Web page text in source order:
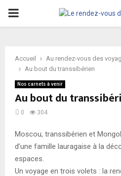
PRIMARY
Accueil Au rendez-vous des
Au bout du transsibérien
Nos carnets à venir
Au bout du
0 304
Moscou, transsibérien et
d’une famille lauragaise à la
espaces.
Un voyage en trois volets : la